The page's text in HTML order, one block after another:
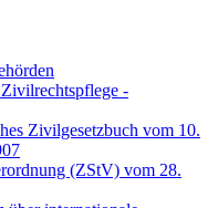
-
Zivilgesetzbuch vom 10.
(ZStV) vom 28.